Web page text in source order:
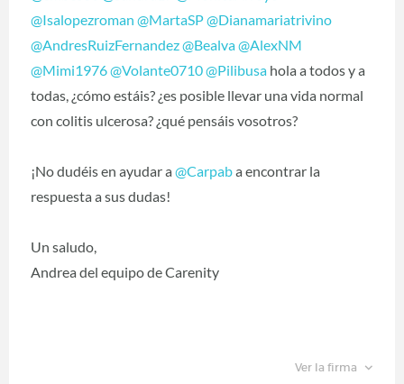
@Isalopezroman @MartaSP@Dianamariatrivino
@AndresRuizFernandez@Bealva@AlexNM
@Mimi1976@Volante0710@Pilibusa ‍ hola a todos y a
todas, ¿cómo estáis? ¿es posible llevar una vida normal
con colitis ulcerosa? ¿qué pensáis vosotros?
¡No dudéis en ayudar a @Carpab‍ a encontrar la
respuesta a sus dudas!
Un saludo,
Andrea del equipo de Carenity
Ver la firma